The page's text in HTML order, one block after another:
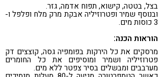
בצל, בטטה, קישוא, תפוח אדמה, גזר.
ובנוסף שמיר ופטרוזיליה אבקת מרק מלח ופלפל ו-
3 כוסות מים.
הוראות הכנה:
מרסקים את כל הירקות בפומפיה גסה, קוצצים דק
פטרוזיליה ושמיר ומוסיפים את כל החומרים
מערבבים ומבשלים בסיר צפטר ללא מים.